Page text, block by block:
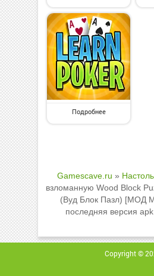
Подробнее
Gamescave.ru »
взломанную Wood Block
(Вуд Блок Пазл) [МОД
последняя версия
Copyright ©